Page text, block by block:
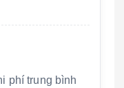
phí trung bình